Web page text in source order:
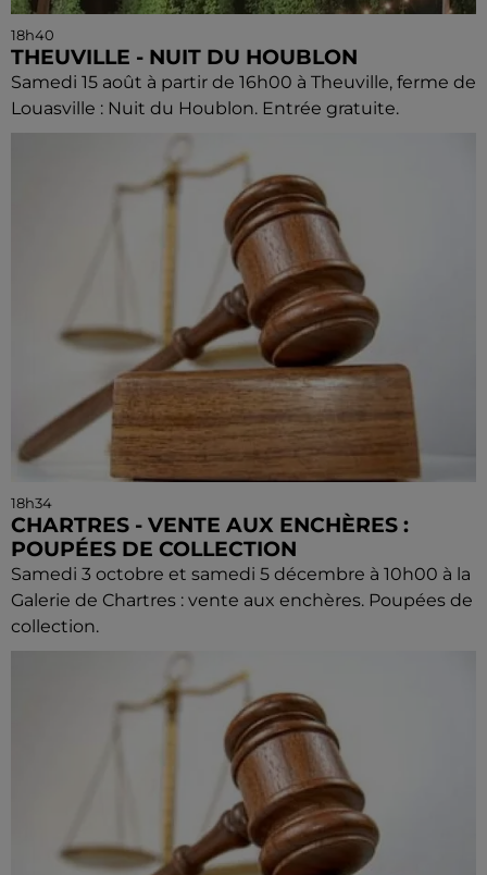
18h40
THEUVILLE - NUIT DU HOUBLON
Samedi 15 août à partir de 16h00 à Theuville, ferme de
Louasville : Nuit du Houblon. Entrée gratuite.
18h34
CHARTRES - VENTE AUX ENCHÈRES :
POUPÉES DE COLLECTION
Samedi 3 octobre et samedi 5 décembre à 10h00 à la
Galerie de Chartres : vente aux enchères. Poupées de
collection.